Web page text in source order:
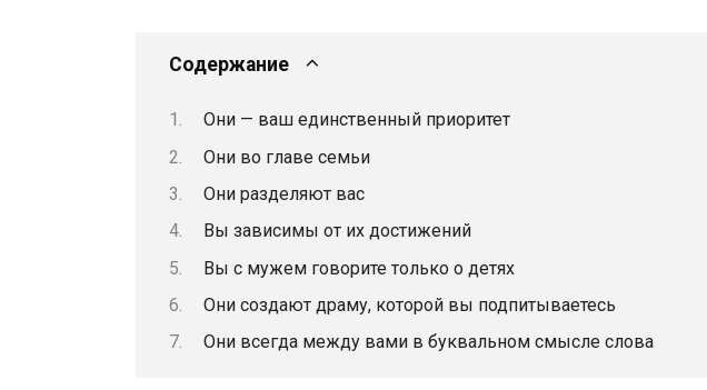
Содержание
Они — ваш единственный приоритет
Они во главе семьи
Они разделяют вас
Вы зависимы от их достижений
Вы с мужем говорите только о детях
Они создают драму, которой вы подпитываетесь
Они всегда между вами в буквальном смысле слова